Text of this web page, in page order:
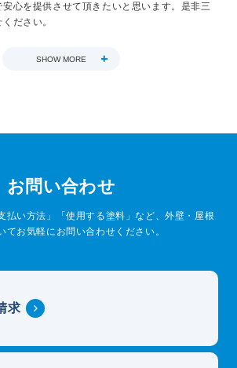
心を提供させて頂きたいと思います。是非三
ださい。
SHOW MORE
お問い合わせ
払い方法」「使用する塗料」など、外壁・屋根
てお気軽にお問い合わせください。
求